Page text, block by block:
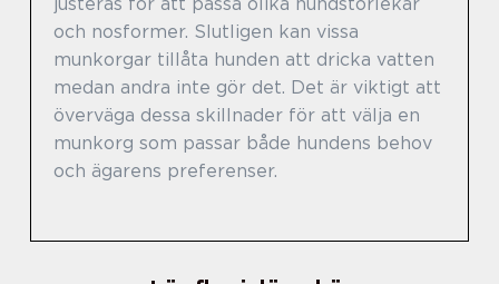
och nosformer. Slutligen kan vissa
munkorgar tillåta hunden att dricka vatten
medan andra inte gör det. Det är viktigt att
överväga dessa skillnader för att välja en
munkorg som passar både hundens behov
och ägarens preferenser.